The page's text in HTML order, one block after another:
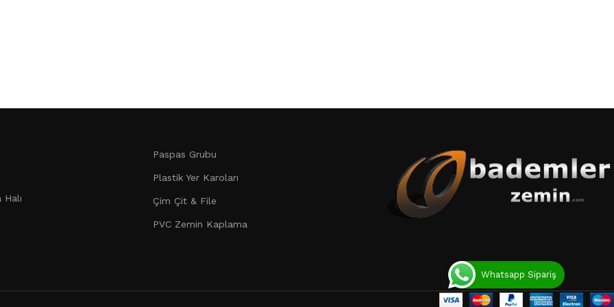
Paspas Grubu
Plastik Yer Karoları
Çim Çit & File
PVC Zemin Kaplama
Whatsapp Sipariş